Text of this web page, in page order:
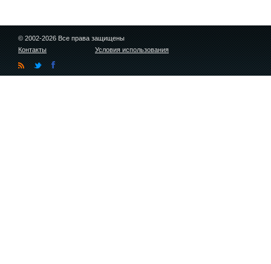
© 2002-2026 Все права защищены
Контакты
Условия использования